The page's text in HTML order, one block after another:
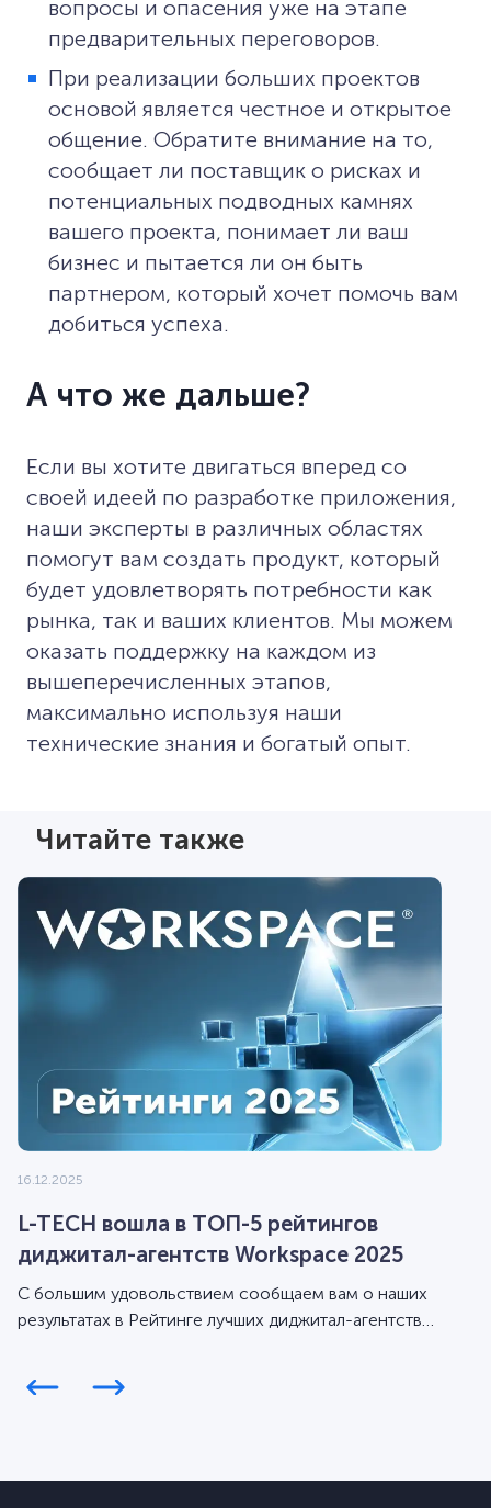
вопросы и опасения уже на этапе
предварительных переговоров.
При реализации больших проектов
основой является честное и открытое
общение. Обратите внимание на то,
сообщает ли поставщик о рисках и
потенциальных подводных камнях
вашего проекта, понимает ли ваш
бизнес и пытается ли он быть
партнером, который хочет помочь вам
добиться успеха.
А что же дальше?
Если вы хотите двигаться вперед со
своей идеей по разработке приложения,
наши эксперты в различных областях
помогут вам создать продукт, который
будет удовлетворять потребности как
рынка, так и ваших клиентов. Мы можем
оказать поддержку на каждом из
вышеперечисленных этапов,
максимально используя наши
технические знания и богатый опыт.
Читайте также
16.12.2025
L-TECH вошла в ТОП-5 рейтингов
диджитал-агентств Workspace 2025
С большим удовольствием сообщаем вам о наших
результатах в Рейтинге лучших диджитал-агентств